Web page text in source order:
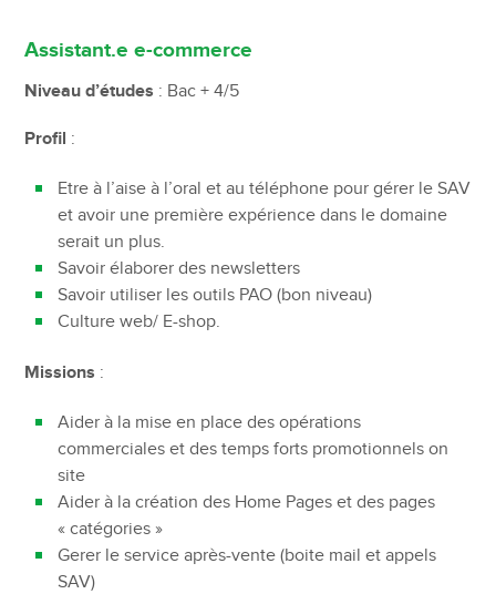
Assistant.e e-commerce
Niveau d’études : Bac + 4/5
Profil :
Etre à l’aise à l’oral et au téléphone pour gérer le SAV
et avoir une première expérience dans le domaine
serait un plus.
Savoir élaborer des newsletters
Savoir utiliser les outils PAO (bon niveau)
Culture web/ E-shop.
Missions :
Aider à la mise en place des opérations
commerciales et des temps forts promotionnels on
site
Aider à la création des Home Pages et des pages
« catégories »
Gerer le service après-vente (boite mail et appels
SAV)